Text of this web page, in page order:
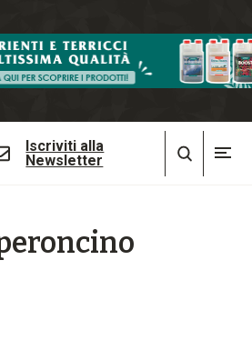
Iscriviti alla
Newsletter